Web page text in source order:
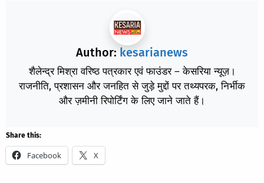
Author: kesarianews
शैलेन्द्र मिश्रा वरिष्ठ पत्रकार एवं फाउंडर – केसरिया न्यूज़।
राजनीति, प्रशासन और जनहित से जुड़े मुद्दों पर तथ्यपरक, निर्भीक
और ज़मीनी रिपोर्टिंग के लिए जाने जाते हैं।
Share this:
Facebook X